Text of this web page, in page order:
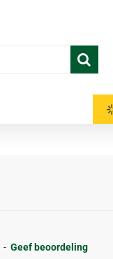
- Geef beoordeling